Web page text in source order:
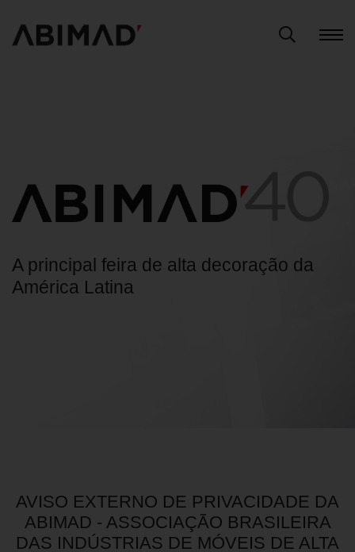
A principal feira de alta decoração da
América Latina
AVISO EXTERNO DE PRIVACIDADE DA
ABIMAD - ASSOCIAÇÃO BRASILEIRA
DAS INDÚSTRIAS DE MÓVEIS DE ALTA